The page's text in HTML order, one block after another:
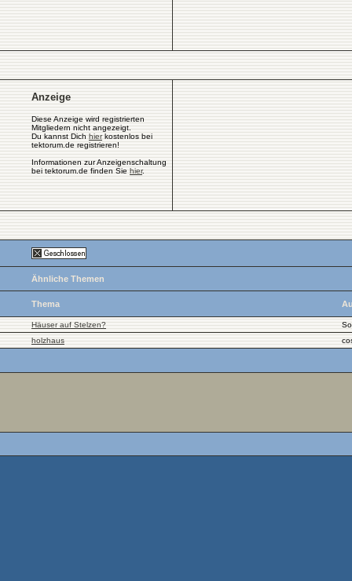
Anzeige
Diese Anzeige wird registrierten
Mitgliedern nicht angezeigt.
Du kannst Dich hierkostenlos bei
tektorum.de registrieren!
Informationen zur Anzeigenschaltung
bei tektorum.de finden Sie hier.
Ähnliche Themen
Thema
Häuser auf Stelzen?
holzhaus